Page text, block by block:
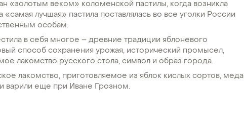
«золотым веком» коломенской пастилы, когда возникла
лучшая» пастила поставлялась во все уголки России
особам.
в себя многое – древние традиции яблоневого
способ сохранения урожая, исторический промысел,
лакомство русского стола, символ и образ города.
лакомство, приготовляемое из яблок кислых сортов, меда
варили еще при Иване Грозном.